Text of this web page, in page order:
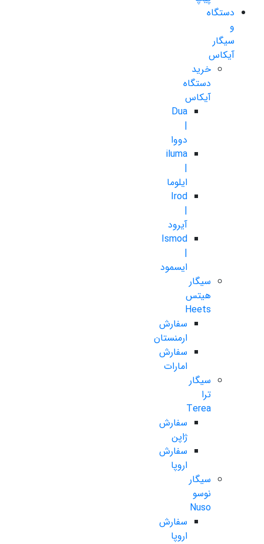
دستگاه
و
سیگار
آیکاس
خرید
دستگاه
آیکاس
Dua
|
دووا
iluma
|
ایلوما
Irod
|
آیرود
Ismod
|
ایسمود
سیگار
هیتس
Heets
سفارش
ارمنستان
سفارش
امارات
سیگار
ترا
Terea
سفارش
ژاپن
سفارش
اروپا
سیگار
نوسو
Nuso
سفارش
اروپا